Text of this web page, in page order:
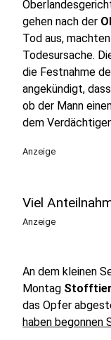
gehen nach der
Tod aus,
Todesursache.
die Festnahme
angekündigt,
ob der Mann
dem
Anzeige
Viel
Anzeige
An dem kleinen
Montag
das Opfer
haben begonnen